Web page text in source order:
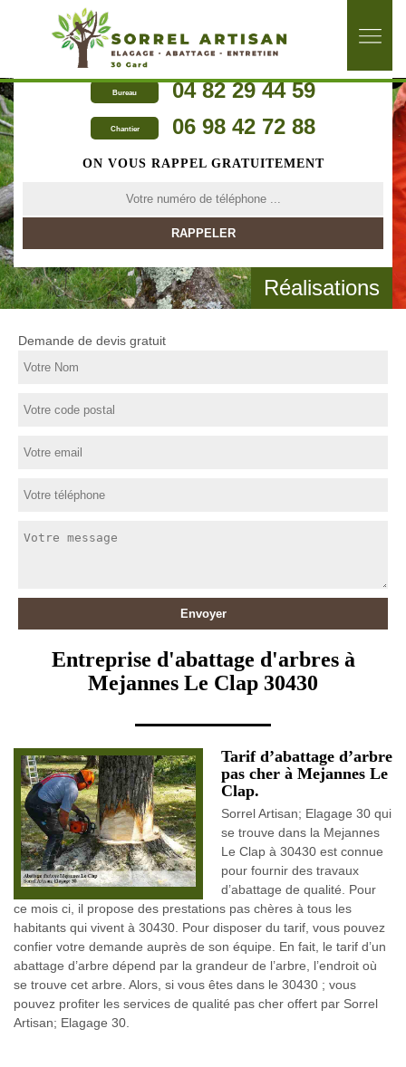
Bureau 04 82 29 44 59
Chantier 06 98 42 72 88
ON VOUS RAPPEL GRATUITEMENT
Réalisations
Demande de devis gratuit
Entreprise d'abattage d'arbres à
Mejannes Le Clap 30430
Tarif d’abattage d’arbre
pas cher à Mejannes Le
Clap.
Sorrel Artisan; Elagage 30 qui
se trouve dans la Mejannes
Le Clap à 30430 est connue
pour fournir des travaux
d’abattage de qualité. Pour
ce mois ci, il propose des prestations pas chères à tous les
habitants qui vivent à 30430. Pour disposer du tarif, vous pouvez
confier votre demande auprès de son équipe. En fait, le tarif d’un
abattage d’arbre dépend par la grandeur de l’arbre, l’endroit où
se trouve cet arbre. Alors, si vous êtes dans le 30430 ; vous
pouvez profiter les services de qualité pas cher offert par Sorrel
Artisan; Elagage 30.